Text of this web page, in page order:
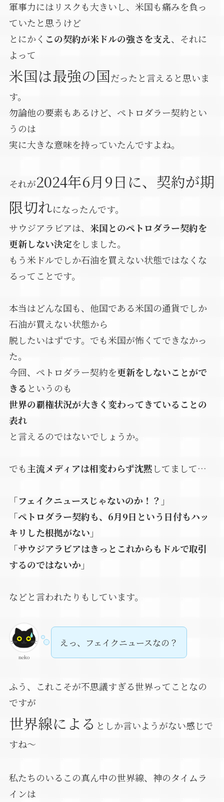
軍事力にはリスクも大きいし、米国も痛みを負っ
ていたと思うけど
とにかく この契約が米ドルの強さを支え、それに
よって
米国は最強の国だったと言えると思いま
す。
勿論他の要素もあるけど、ペトロダラー契約とい
うのは
実に大きな意味を持っていたんですよね。
それが2024年6月9日に、契約が期
限切れになったんです。
サウジアラビアは、 米国とのペトロダラー契約を
更新しない決定をしました。
もう米ドルでしか石油を買えない状態ではなくな
るってことです。
本当はどんな国も、他国である米国の通貨でしか
石油が買えない状態から
脱したいはずです。でも米国が怖くてできなかっ
た。
今回、ペトロダラー契約を更新をしないことがで
きる というのも
世界の覇権状況が大きく変わってきていることの
表れ
と言えるのではないでしょうか。
でも 主流メディアは相変わらず沈黙してまして…
「フェイクニュースじゃないのか！？」
「ペトロダラー契約も、6月9日という日付もハッ
キリした根拠がない」
「サウジアラビアはきっとこれからもドルで取引
するのではないか」
などと言われたりもしています。
neko
えっ、フェイクニュースなの？
ふう、これこそが不思議すぎる世界ってことなの
ですが
世界線による としか言いようがない感じで
すね～
私たちのいるこの真ん中の世界線、神のタイムラ
インは